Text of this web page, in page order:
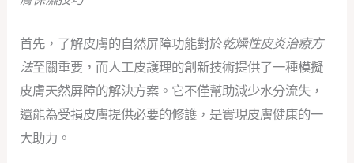
首先，了解皮膚的自然屏障功能對於乾燥性皮炎治療方
法至關重要，而人工皮護理的創新技術提供了一種模擬
皮膚天然屏障的解決方案。它不僅幫助減少水分流失，
還能為受損皮膚提供必要的修護，是實現皮膚健康的一
大助力。